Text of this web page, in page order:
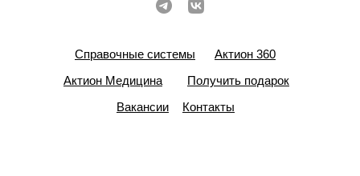
Справочные системы
Актион 360
Актион Медицина
Получить подарок
Вакансии
Контакты